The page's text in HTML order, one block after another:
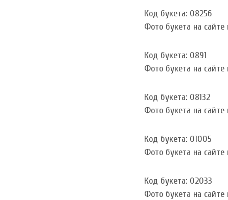
Код букета: 08256
Фото букета на
Код букета: 0891
Фото букета на
Код букета: 08132
Фото букета на
Код букета: 01005
Фото букета на
Код букета: 02033
Фото букета на